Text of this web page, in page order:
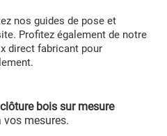
nos guides de pose et
Profitez également de notre
direct fabricant pour
clôture bois sur mesure
mesures.